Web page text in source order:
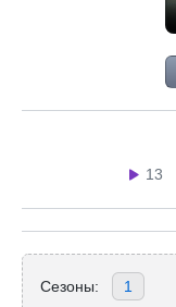
13
Сезоны: 1